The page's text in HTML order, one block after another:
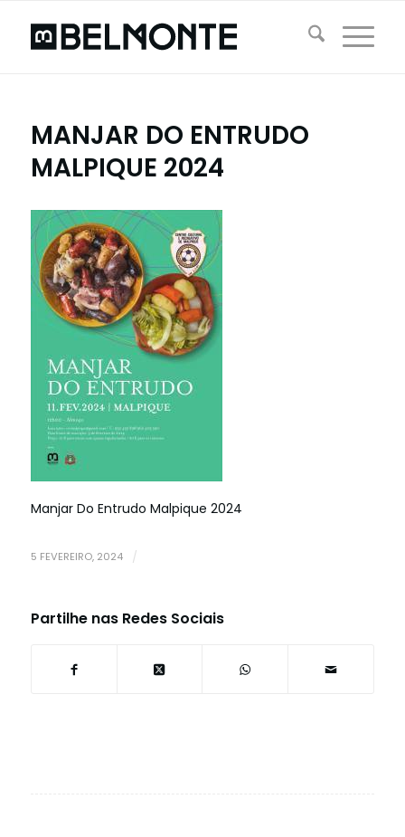
MANJAR DO ENTRUDO
MALPIQUE 2024
Manjar Do Entrudo Malpique 2024
5 FEVEREIRO, 2024 /
Partilhe nas Redes Sociais